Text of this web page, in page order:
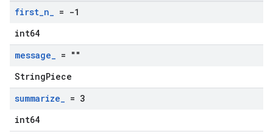
first_n_ = -1
int64
message_ = ""
StringPiece
summarize_ = 3
int64